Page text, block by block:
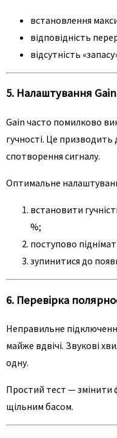
встановлення
відповідність
відсутність
5. Налаштування
Gain часто помилково
гучності. Це
спотворення сигналу.
Оптимальне
встановити
%;
поступово
зупинитися до
6. Перевірка
Неправильне
майже вдвічі. Звукові
одну.
Простий тест — змінити
щільним басом.